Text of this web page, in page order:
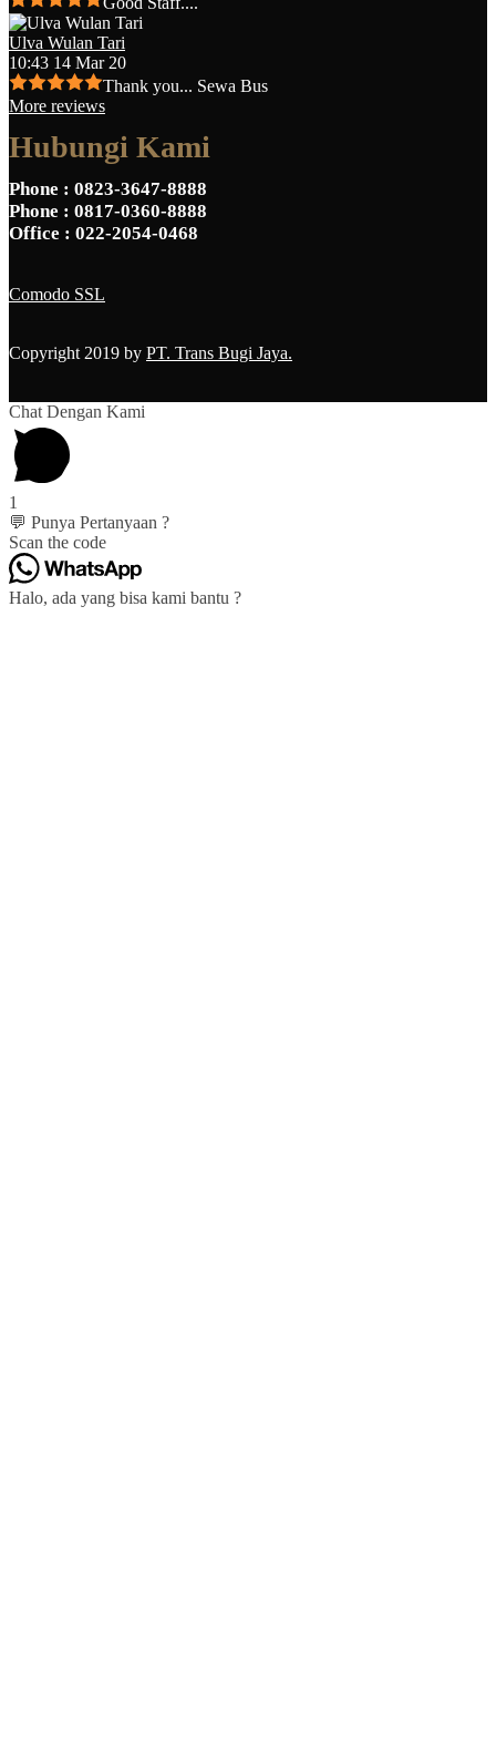
Ulva Wulan Tari
10:43 14 Mar 20
Thank you... Sewa Bus
More reviews
Hubungi Kami
Phone : 0823-3647-8888
Phone : 0817-0360-8888
Office : 022-2054-0468
Comodo SSL
Copyright 2019 by PT. Trans Bugi Jaya.
Chat Dengan Kami
1
💬 Punya Pertanyaan ?
Scan the code
Halo, ada yang bisa kami bantu ?